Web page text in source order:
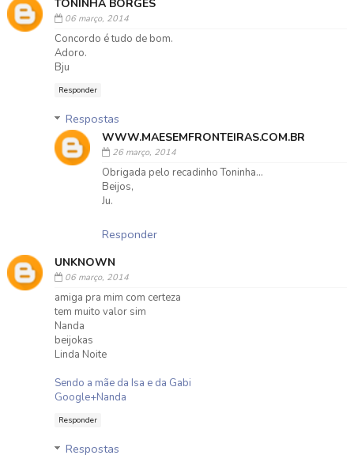
TONINHA BORGES
06 março, 2014
Concordo é tudo de bom.
Adoro.
Bju
Responder
Respostas
WWW.MAESEMFRONTEIRAS.COM.BR
26 março, 2014
Obrigada pelo recadinho Toninha...
Beijos,
Ju.
Responder
UNKNOWN
06 março, 2014
amiga pra mim com certeza
tem muito valor sim
Nanda
beijokas
Linda Noite
Sendo a mãe da Isa e da Gabi
Google+Nanda
Responder
Respostas